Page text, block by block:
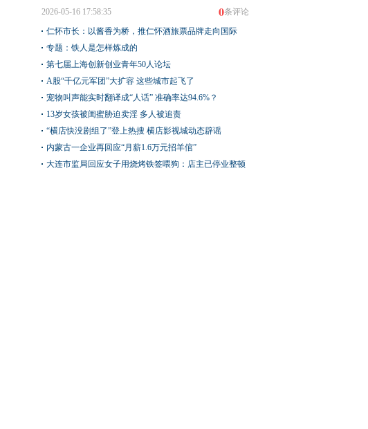
0条评论
2026-05-16 17:58:35
仁怀市长：以酱香为桥，推仁怀酒旅票品牌走向国际
专题：铁人是怎样炼成的
第七届上海创新创业青年50人论坛
A股“千亿元军团”大扩容 这些城市起飞了
宠物叫声能实时翻译成“人话” 准确率达94.6%？
13岁女孩被闺蜜胁迫卖淫 多人被追责
“横店快没剧组了”登上热搜 横店影视城动态辟谣
内蒙古一企业再回应“月薪1.6万元招羊倌”
大连市监局回应女子用烧烤铁签喂狗：店主已停业整顿